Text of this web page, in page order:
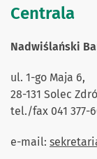
Centrala
Nadwiślański
ul. 1-go Maja 6,
28-131 Solec
tel./fax 041 377-
e-mail: